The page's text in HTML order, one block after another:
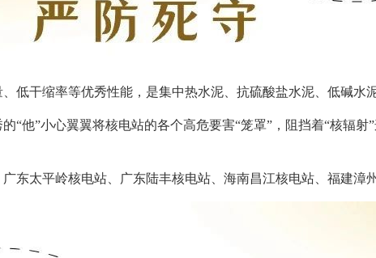
干缩率等优秀性能，是集中热水泥、抗硫酸盐水泥、低碱水泥
”小心翼翼将核电站的各个高危要害“笼罩”，阻挡着“核辐射
太平岭核电站、广东陆丰核电站、海南昌江核电站、福建漳